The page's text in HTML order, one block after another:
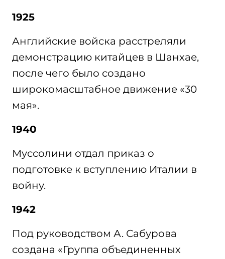
1925
Английские войска расстреляли
демонстрацию китайцев в Шанхае,
после чего было создано
широкомасштабное движение «30
мая».
1940
Муссолини отдал приказ о
подготовке к вступлению Италии в
войну.
1942
Под руководством А. Сабурова
создана «Группа объединенных